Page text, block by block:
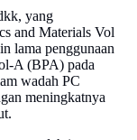
yang
and Materials Vol
lama penggunaan
A (BPA) pada
wadah PC
meningkatnya